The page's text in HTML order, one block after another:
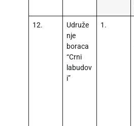
12.
Udruže
nje
boraca
“Crni
labudov
i”
1.